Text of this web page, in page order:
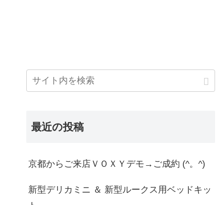
最近の投稿
京都からご来店ＶＯＸＹデモ→ご成約 (^。^)
新型デリカミニ ＆ 新型ルークス用ベッドキッ